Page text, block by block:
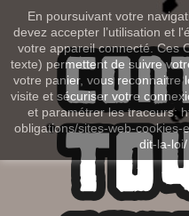
En poursuivant votre
devez accepter l’utilisation et
votre appareil connecté. Ces
texte) permettent de suivre
votre panier, vous reconnaitre
visite et sécuriser votre
et paramétrer les traceurs:
obligations/sites-web-cookies-
dit-la-loi/